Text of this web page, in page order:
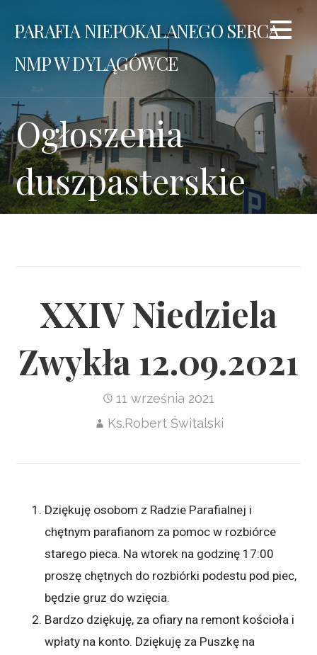
PARAFIA NIEPOKALANEGO SERCA
NMP W DYLĄGÓWCE
Ogłoszenia
duszpasterskie
XXIV Niedziela
Zwykła 12.09.2021
11 września 2021
Ks.Robert Świtalski
Dziękuję osobom z Radzie Parafialnej i
chętnym parafianom za pomoc w rozbiórce
starego pieca. Na wtorek na godzinę 17:00
proszę chętnych do rozbiórki podestu pod piec,
będzie gruz do wzięcia.
Bardzo dziękuję, za ofiary na remont kościoła i
wpłaty na konto. Dziękuję za Puszkę na